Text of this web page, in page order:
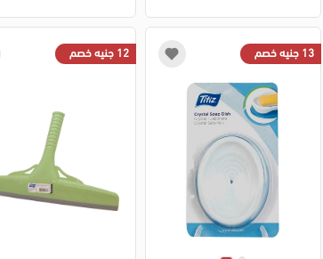
13 جنيه خصم 12 جنيه خصم